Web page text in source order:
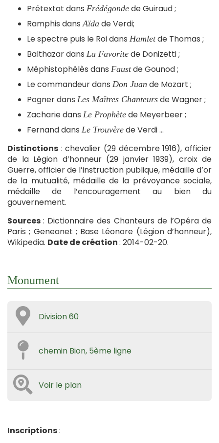
Prétextat dans Frédégonde de Guiraud ;
Ramphis dansAïda de Verdi;
Le spectre puis le Roi dans Hamletde Thomas ;
Balthazar dans La Favorite de Donizetti ;
Méphistophélès dans Faustde Gounod ;
Le commandeur dans Don Juan de Mozart ;
Pogner dans Les Maîtres Chanteurs de Wagner ;
Zacharie dans Le Prophète de Meyerbeer ;
Fernand dans Le Trouvère de Verdi …
Distinctions : chevalier (29 décembre 1916), officier
de la Légion d’honneur (29 janvier 1939), croix de
Guerre, officier de l’instruction publique, médaille d’or
de la mutualité, médaille de la prévoyance sociale,
médaille de l’encouragement au bien du
gouvernement.
Sources: Dictionnaire des Chanteurs de l’Opéra de
Paris ; Geneanet ; Base Léonore (Légion d’honneur),
Wikipedia. Date de création: 2014-02-20.
Monument
Division 60
chemin Bion, 5ème ligne
Voir le plan
Inscriptions: